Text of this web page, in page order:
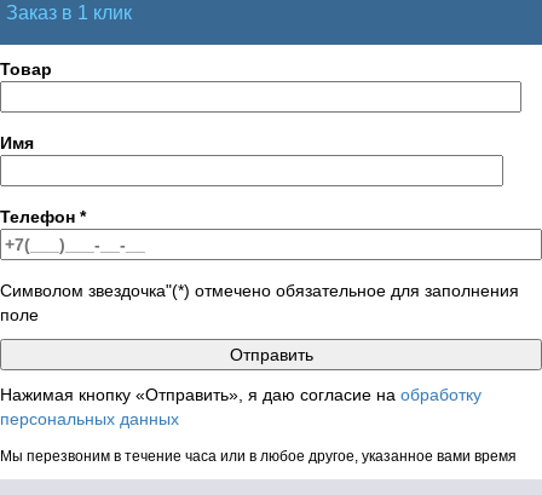
Заказ в 1 клик
Товар
Имя
Телефон *
Символом звездочка"(*) отмечено обязательное для заполнения
поле
Нажимая кнопку «Отправить», я даю согласие на обработку
персональных данных
Мы перезвоним в течение часа или в любое другое, указанное вами время